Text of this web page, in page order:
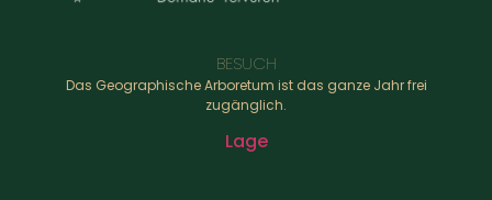
BESUCH
Das Geographische Arboretum ist das ganze Jahr frei
zugänglich.
Lage